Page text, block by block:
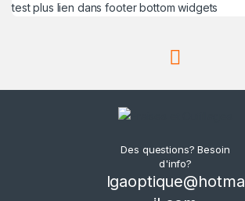
test plus lien dans footer bottom widgets
Des questions? Besoin
d'info?
lgaoptique@hotma